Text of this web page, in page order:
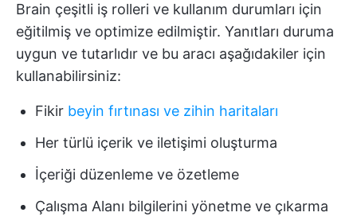
Brain çeşitli iş rolleri ve kullanım durumları için
eğitilmiş ve optimize edilmiştir. Yanıtları duruma
uygun ve tutarlıdır ve bu aracı aşağıdakiler için
kullanabilirsiniz:
Fikir beyin fırtınası ve zihin haritaları
Her türlü içerik ve iletişimi oluşturma
İçeriği düzenleme ve özetleme
Çalışma Alanı bilgilerini yönetme ve çıkarma